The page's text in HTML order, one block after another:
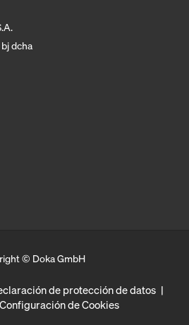
dcha
© Doka GmbH
de protección de datos
Configuración de Cookies